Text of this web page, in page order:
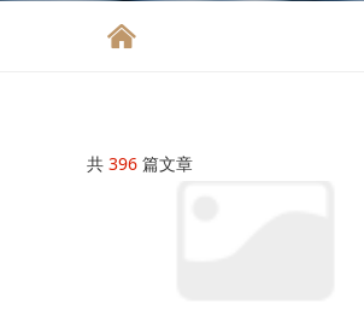
共 396 篇文章
낀